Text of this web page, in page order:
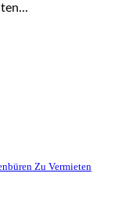
Zu Vermieten